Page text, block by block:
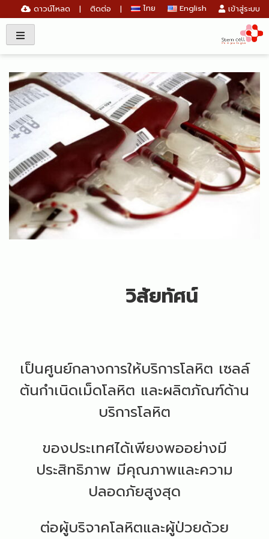
เข้าสู่ระบบ
ไทย English
ติดต่อ
ดาวน์โหลด
วิสัยทัศน์
เป็นศูนย์กลางการให้บริการโลหิต เซลล์
ต้นกำเนิดเม็ดโลหิต และผลิตภัณฑ์ด้าน
บริการโลหิต
ของประเทศได้เพียงพออย่างมี
ประสิทธิภาพ มีคุณภาพและความ
ปลอดภัยสูงสุด
ต่อผู้บริจาคโลหิตและผู้ป่วยด้วย